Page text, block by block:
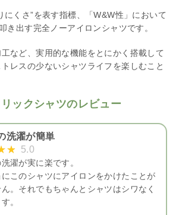
にくさ”を表す指標、「W&W性」において
き出す完全ノーアイロンシャツです。
など、実用的な機能をとにかく搭載して
レスの少ないシャツライフを楽しむこと
ックシャツのレビュー
洗濯が簡単
5.0
濯が実に楽です。
このシャツにアイロンをかけたことが
。それでもちゃんとシャツはシワなく
。